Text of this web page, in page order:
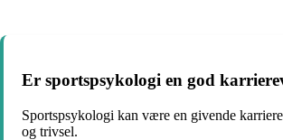
Er sportspsykologi en god
Sportspsykologi kan være en givende
og trivsel.